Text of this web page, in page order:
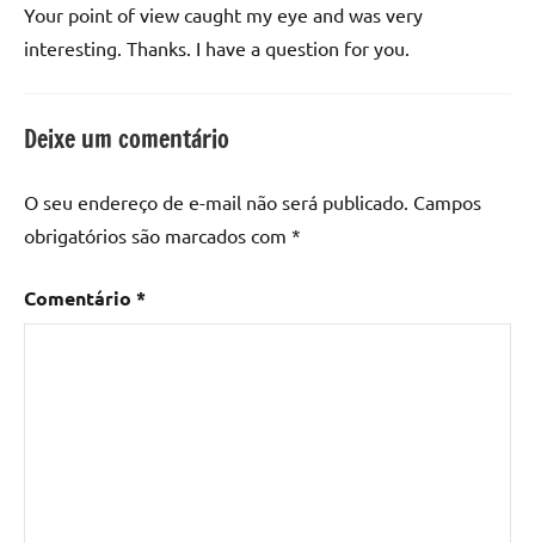
Your point of view caught my eye and was very
interesting. Thanks. I have a question for you.
Deixe um comentário
O seu endereço de e-mail não será publicado. Campos
obrigatórios são marcados com *
Comentário *